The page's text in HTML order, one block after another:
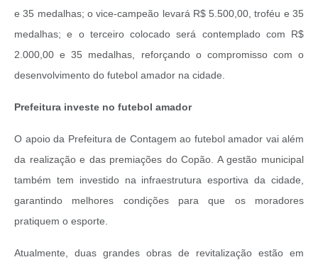
e 35 medalhas; o vice-campeão levará R$ 5.500,00, troféu e 35
medalhas; e o terceiro colocado será contemplado com R$
2.000,00 e 35 medalhas, reforçando o compromisso com o
desenvolvimento do futebol amador na cidade.
Prefeitura investe no futebol amador
O apoio da Prefeitura de Contagem ao futebol amador vai além
da realização e das premiações do Copão. A gestão municipal
também tem investido na infraestrutura esportiva da cidade,
garantindo melhores condições para que os moradores
pratiquem o esporte.
Atualmente, duas grandes obras de revitalização estão em